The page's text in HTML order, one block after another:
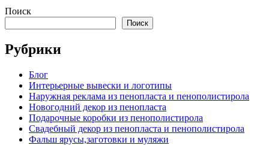
несколько
вариаций.
странице
товара.
Поиск
Поиск
Рубрики
Блог
Интерьерные вывески и логотипы
Наружная реклама из пенопласта и пенополистирола
Новогодний декор из пенопласта
Подарочные коробки из пенополистирола
Свадебный декор из пенопласта и пенополистирола
Фальш ярусы,заготовки и муляжи